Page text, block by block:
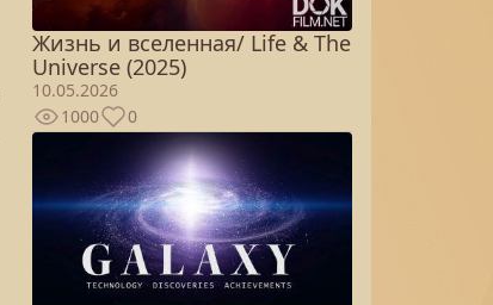
Жизнь и вселенная/ Life & The
Universe (2025)
10.05.2026
1000
0